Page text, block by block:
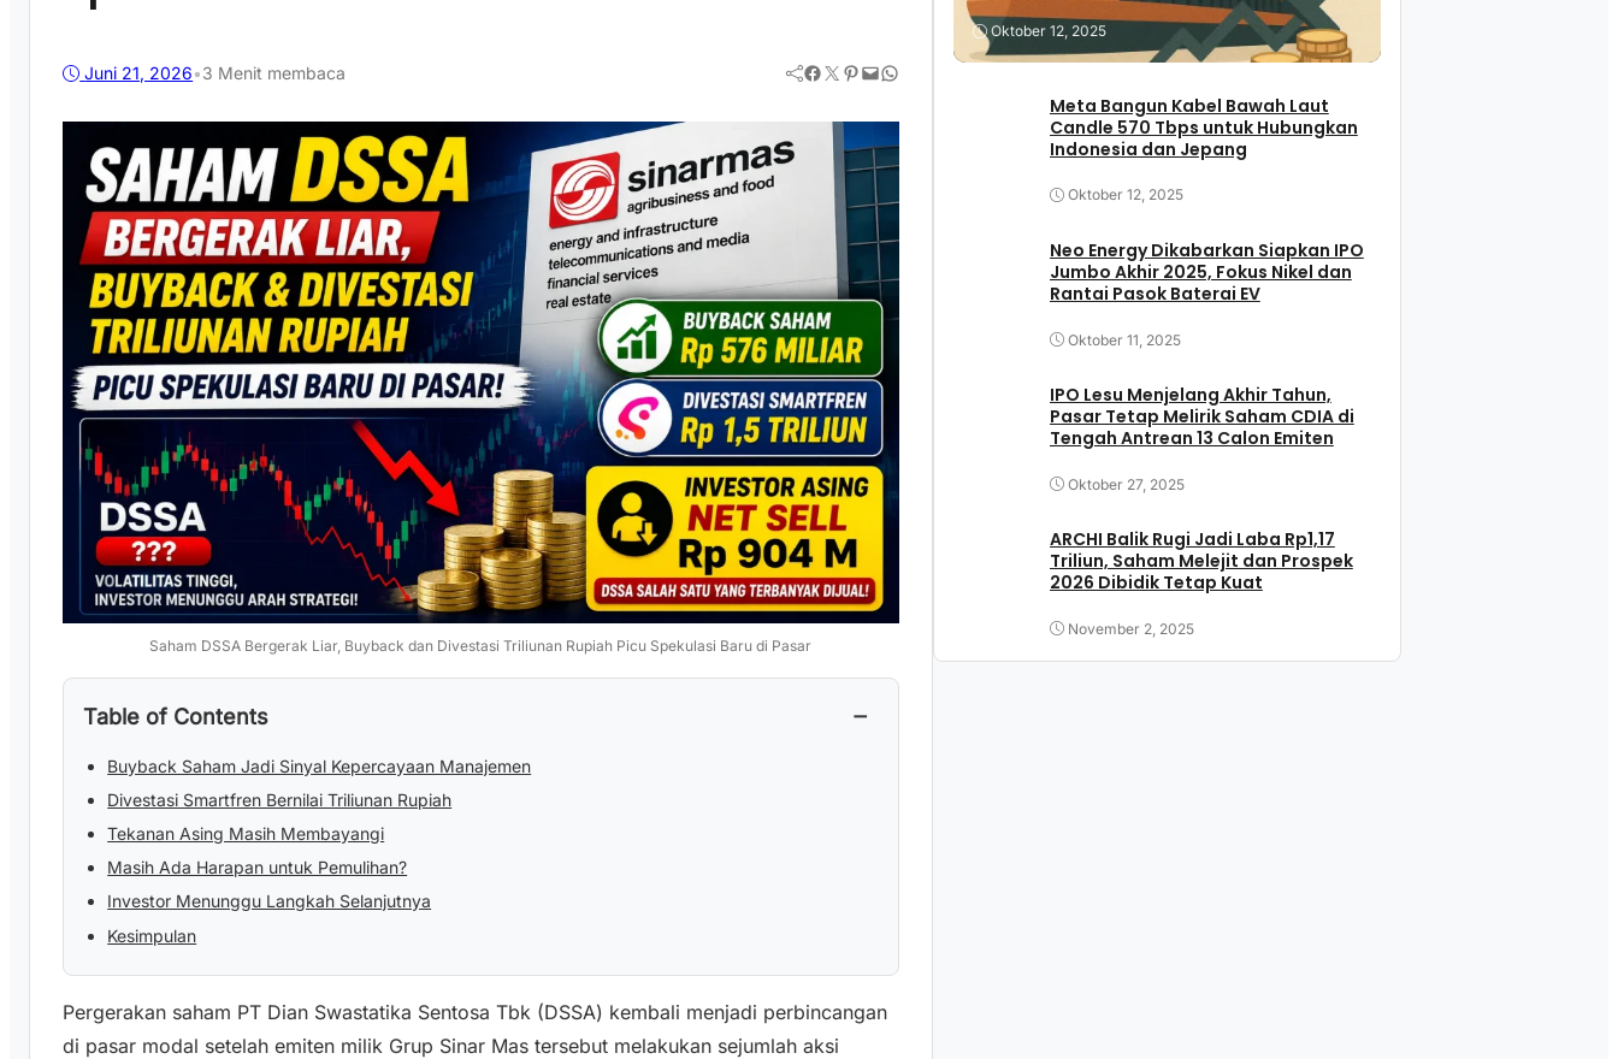
Juni 21, 2026•3 Menit membaca Facebook Twitter Pinterest Mail WhatsApp
Saham DSSA Bergerak Liar, Buyback dan Divestasi Triliunan Rupiah Picu Spekulasi Baru di Pasar
Table of Contents −
Buyback Saham Jadi Sinyal Kepercayaan Manajemen
Divestasi Smartfren Bernilai Triliunan Rupiah
Tekanan Asing Masih Membayangi
Masih Ada Harapan untuk Pemulihan?
Investor Menunggu Langkah Selanjutnya
Kesimpulan
Pergerakan saham PT Dian Swastatika Sentosa Tbk (DSSA) kembali menjadi perbincangan
di pasar modal setelah emiten milik Grup Sinar Mas tersebut melakukan sejumlah aksi
Stock
Oktober 12, 2025
Meta Bangun Kabel Bawah Laut
Candle 570 Tbps untuk Hubungkan
Indonesia dan Jepang
Oktober 12, 2025
Neo Energy Dikabarkan Siapkan IPO
Jumbo Akhir 2025, Fokus Nikel dan
Rantai Pasok Baterai EV
Oktober 11, 2025
IPO Lesu Menjelang Akhir Tahun,
Pasar Tetap Melirik Saham CDIA di
Tengah Antrean 13 Calon Emiten
Oktober 27, 2025
ARCHI Balik Rugi Jadi Laba Rp1,17
Triliun, Saham Melejit dan Prospek
2026 Dibidik Tetap Kuat
November 2, 2025